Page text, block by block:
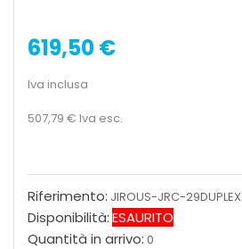
619,50 €
Iva inclusa
507,79 € Iva esc.
Riferimento: JIROUS-JRC-29DUPLEX
Disponibilità:ESAURITO
Quantità in arrivo: 0